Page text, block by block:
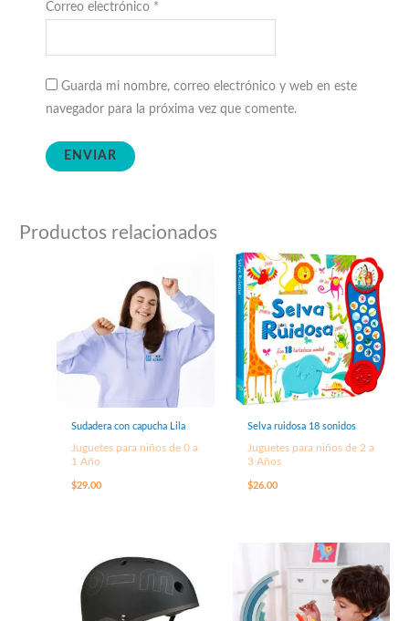
Correo electrónico *
Guarda mi nombre, correo electrónico y web en este
navegador para la próxima vez que comente.
Productos relacionados
Sudadera con capucha Lila
Juguetes para niños de 0 a
1 Año
$29.00
Selva ruidosa 18 sonidos
Juguetes para niños de 2 a
3 Años
$26.00